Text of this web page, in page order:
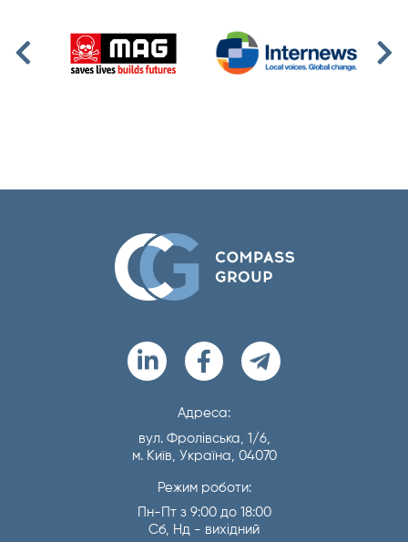
Адреса:
вул. Фролівська, 1/6,
м. Київ, Україна, 04070
Режим роботи:
Пн-Пт з 9:00 до 18:00
Сб, Нд - вихідний